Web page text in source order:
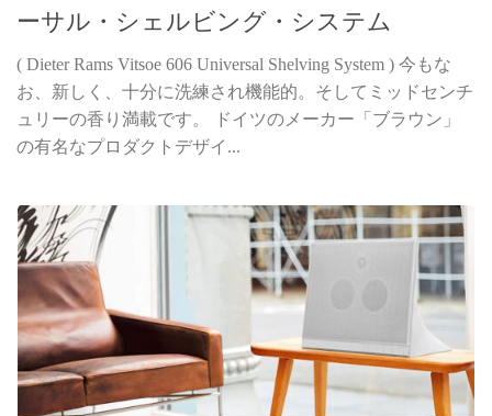
ーサル・シェルビング・システム
( Dieter Rams Vitsoe 606 Universal Shelving System ) 今もな
お、新しく、十分に洗練され機能的。そしてミッドセンチ
ュリーの香り満載です。 ドイツのメーカー「ブラウン」
の有名なプロダクトデザイ...